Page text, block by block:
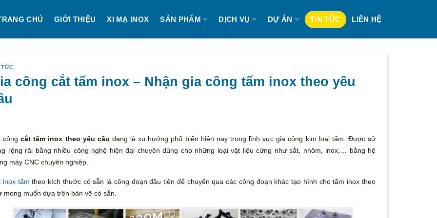
CHỦ GIỚI THIỆU XI MẠ INOX SẢN PHẨM DỊCH VỤ DỰ ÁN TIN TỨC LIÊN HỆ
TỨC
công cắt tấm inox – Nhận gia công tấm inox theo yêu
côngcắt tấm inox theo yêu cầu đang là xu hướng phổ biến hiện nay trong lĩnh vực gia công kim loại tấm. Được sử
rộng rãi bằng nhiều công nghệ hiện đại chuyên dùng cho những loại vật liệu cứng như sắt, nhôm, inox,… bằng hệ
máy CNC chuyên nghiệp.
inox tấm theo kích thước có sẵn là công đoạn đầu tiên để chuyển qua các công đoạn khác tạo hình cho tấm inox theo
mong muốn dựa trên bản vẽ có sẵn.